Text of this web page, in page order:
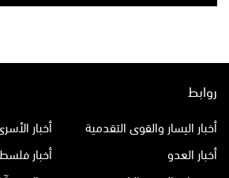
روابط
أخبار اليسار والقوى التقدمية
أخبار
أخبار العدو
أخبار